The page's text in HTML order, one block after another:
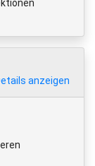
anzeigen